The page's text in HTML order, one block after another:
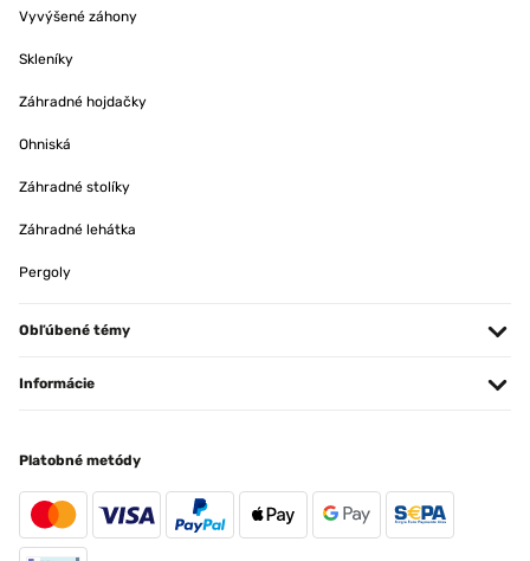
Vyvýšené záhony
Skleníky
Záhradné hojdačky
Ohniská
Záhradné stolíky
Záhradné lehátka
Pergoly
Obľúbené témy
Informácie
Platobné metódy